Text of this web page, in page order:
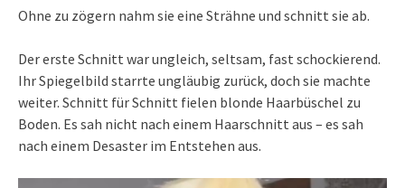
Ohne zu zögern nahm sie eine Strähne und schnitt sie ab.
Der erste Schnitt war ungleich, seltsam, fast schockierend.
Ihr Spiegelbild starrte ungläubig zurück, doch sie machte
weiter. Schnitt für Schnitt fielen blonde Haarbüschel zu
Boden. Es sah nicht nach einem Haarschnitt aus – es sah
nach einem Desaster im Entstehen aus.